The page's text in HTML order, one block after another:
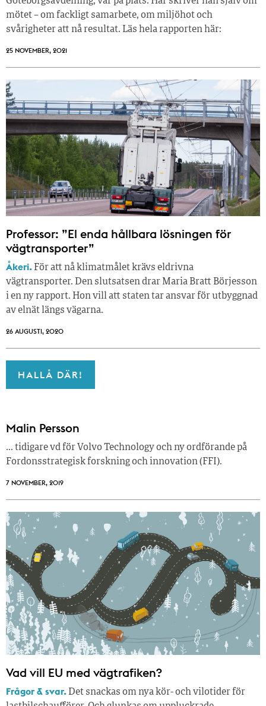
mötet – om fackligt samarbete, om miljöhot och
svårigheter att nå resultat. Läs hela rapporten här:
25 NOVEMBER, 2021
Professor: ”El enda hållbara lösningen för
vägtransporter”
Åkeri. För att nå klimatmålet krävs eldrivna
vägtransporter. Den slutsatsen drar Maria Bratt Börjesson
i en ny rapport. Hon vill att staten tar ansvar för utbyggnad
av elnät längs vägarna.
26 AUGUSTI, 2020
HALLÅ DÄR!
Malin Persson
... tidigare vd för Volvo Technology och ny ordförande på
Fordonsstrategisk forskning och innovation (FFI).
7 NOVEMBER, 2019
Vad vill EU med vägtrafiken?
Frågor & svar. Det snackas om nya kör- och vilotider för